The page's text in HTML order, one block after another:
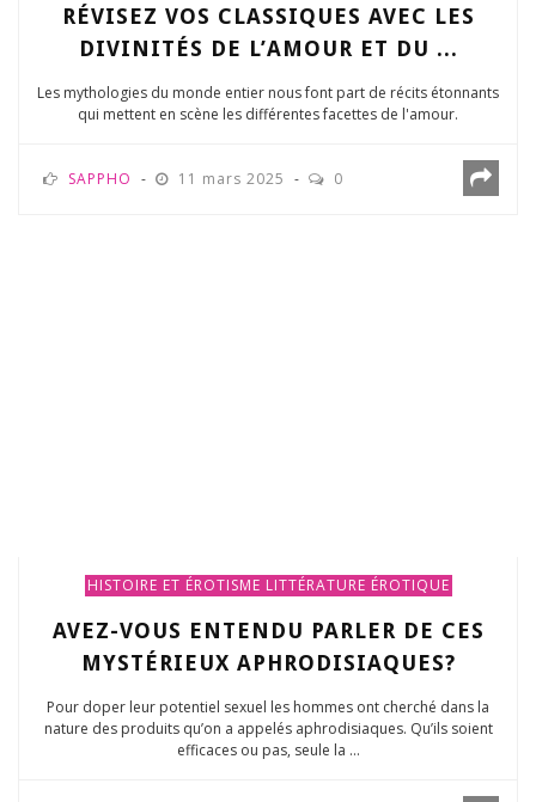
RÉVISEZ VOS CLASSIQUES AVEC LES
DIVINITÉS DE L’AMOUR ET DU ...
Les mythologies du monde entier nous font part de récits étonnants
qui mettent en scène les différentes facettes de l'amour.
SAPPHO 11 mars 2025 0
HISTOIRE ET ÉROTISME LITTÉRATURE ÉROTIQUE
AVEZ-VOUS ENTENDU PARLER DE CES
MYSTÉRIEUX APHRODISIAQUES?
Pour doper leur potentiel sexuel les hommes ont cherché dans la
nature des produits qu’on a appelés aphrodisiaques. Qu’ils soient
efficaces ou pas, seule la ...